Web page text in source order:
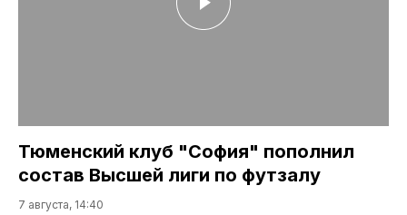
Тюменский клуб "София" пополнил
состав Высшей лиги по футзалу
7 августа, 14:40